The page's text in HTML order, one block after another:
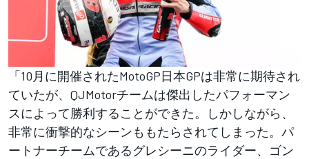
「10月に開催されたMotoGP日本GPは非常に期待され
ていたが、QJMotorチームは傑出したパフォーマン
スによって勝利することができた。しかしながら、
非常に衝撃的なシーンももたらされてしまった。パ
ートナーチームであるグレシーニのライダー、ゴン